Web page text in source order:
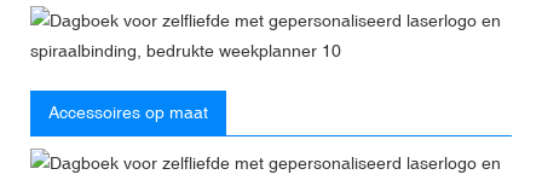
Accessoires op maat